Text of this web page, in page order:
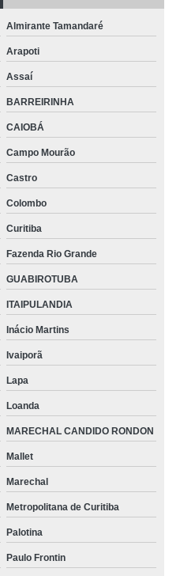
Almirante Tamandaré
Arapoti
Assaí
BARREIRINHA
CAIOBÁ
Campo Mourão
Castro
Colombo
Curitiba
Fazenda Rio Grande
GUABIROTUBA
ITAIPULANDIA
Inácio Martins
Ivaiporã
Lapa
Loanda
MARECHAL CANDIDO RONDON
Mallet
Marechal
Metropolitana de Curitiba
Palotina
Paulo Frontin